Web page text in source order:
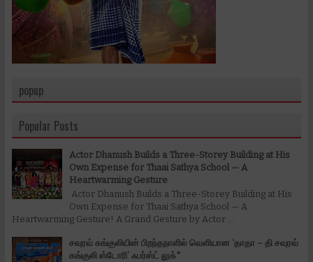
popup
Popular Posts
Actor Dhanush Builds a Three-Storey Building at His
Own Expense for Thaai Sathya School — A
Heartwarming Gesture
Actor Dhanush Builds a Three-Storey Building at His
Own Expense for Thaai Sathya School — A
Heartwarming Gesture! A Grand Gesture by Actor ...
சவுரவ் கங்குலியின் பிறந்தநாளில் வெளியான ‘தாதா – தி சவுரவ்
கங்குலி ஸ்டோரி’ ஃபர்ஸ்ட் லுக்*